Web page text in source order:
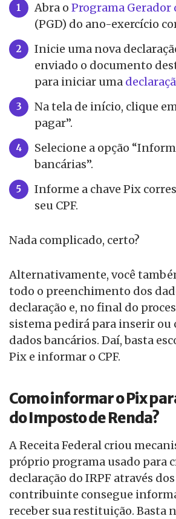
Abra o Programa Gerador
(PGD) do ano-exercício
Inicie uma nova
enviado o documento
para iniciar uma
Na tela de início, clique
pagar”.
Selecione a opção
bancárias”.
Informe a chave Pix
seu CPF.
Nada complicado, certo?
Alternativamente, você
todo o preenchimento dos
declaração e, no final do
sistema pedirá para inserir ou
dados bancários. Daí, basta
Pix e informar o CPF.
Como informar o Pix
do Imposto de Renda?
A Receita Federal criou
próprio programa usado para
declaração do IRPF através
contribuinte consegue
receber sua restituição. Basta